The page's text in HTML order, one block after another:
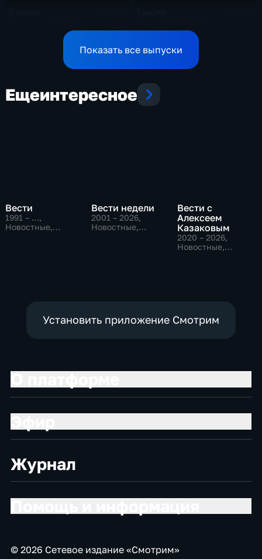
Показать все выпуски
Ещеинтересное
Вести
1991 – …,
Новостные,
Вести недели
2001 – 2026,
Новостные,
Вести с
Алексеем
Казаковым
2020 – 2026,
Новостные,
Установить приложение Смотрим
Журнал
© 2026 Сетевое издание «Смотрим»